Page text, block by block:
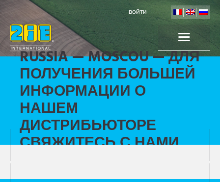
войти
RUSSIA — MOSCOU — ДЛЯ
ПОЛУЧЕНИЯ БОЛЬШЕЙ
ИНФОРМАЦИИ О
НАШЕМ
ДИСТРИБЬЮТОРЕ
СВЯЖИТЕСЬ С НАМИ